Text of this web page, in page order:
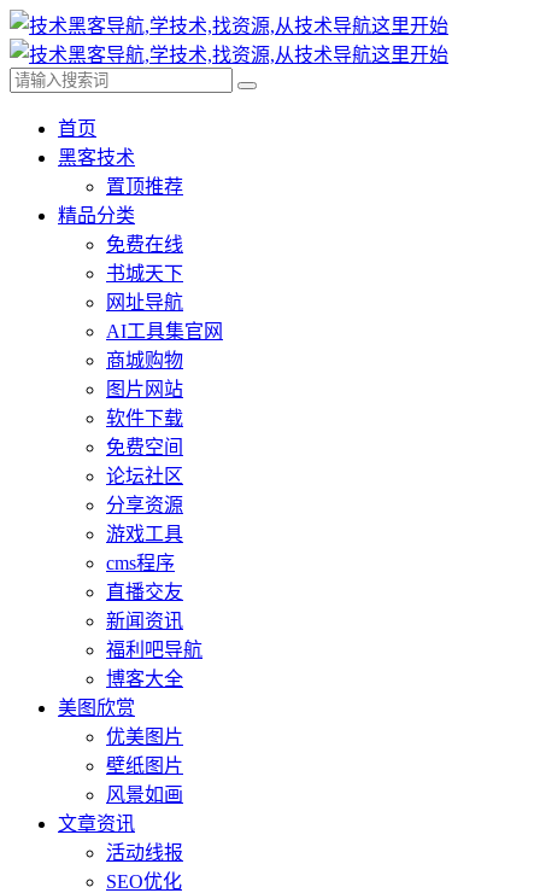
首页
黑客技术
置顶推荐
精品分类
免费在线
书城天下
网址导航
AI工具集官网
商城购物
图片网站
软件下载
免费空间
论坛社区
分享资源
游戏工具
cms程序
直播交友
新闻资讯
福利吧导航
博客大全
美图欣赏
优美图片
壁纸图片
风景如画
文章资讯
活动线报
SEO优化